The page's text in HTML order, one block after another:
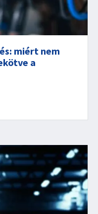
miért nem
a